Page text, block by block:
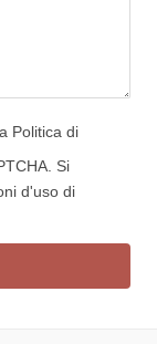
Politica di
Si
d'uso di